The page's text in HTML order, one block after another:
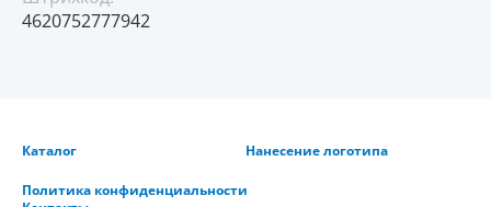
4620752777942
Каталог Нанесение логотипа
Политика конфиденциальности